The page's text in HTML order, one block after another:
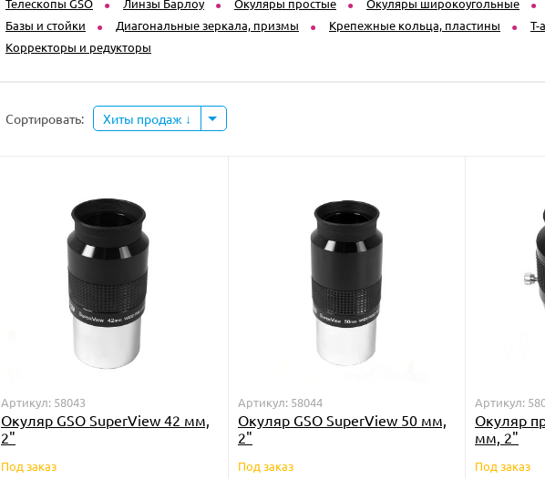
Телескопы GSO Линзы Барлоу Окуляры простые Окуляры широкоугольные
Базы и стойки
Диагональные зеркала, призмы Крепежные кольца, пластины T-
Корректоры и редукторы
Сортировать: Хиты продаж
Артикул: 58043
Окуляр GSO SuperView 42 мм,
2"
Под заказ
Артикул: 58044
Окуляр GSO SuperView 50 мм,
2"
Под заказ
Артикул:
Окуляр
мм, 2"
Под заказ